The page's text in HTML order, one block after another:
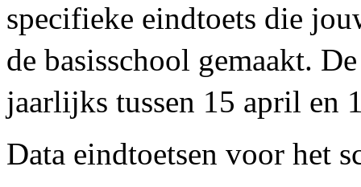
specifieke eindtoets die
de basisschool gemaakt.
jaarlijks tussen 15 april en
Data eindtoetsen voor het